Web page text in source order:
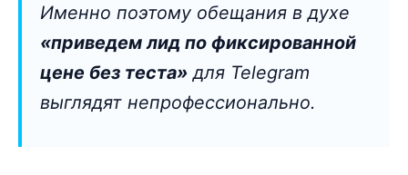
Именно поэтому обещания в духе
«приведем лид по фиксированной
цене без теста» для Telegram
выглядят непрофессионально.